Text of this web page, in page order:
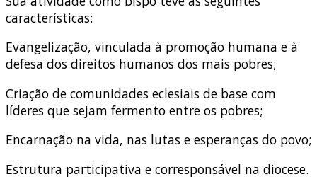
características:
Evangelização, vinculada à promoção humana e à
defesa dos direitos humanos dos mais pobres;
Criação de comunidades eclesiais de base com
líderes que sejam fermento entre os pobres;
Encarnação na vida, nas lutas e esperanças do povo;
Estrutura participativa e corresponsável na diocese.